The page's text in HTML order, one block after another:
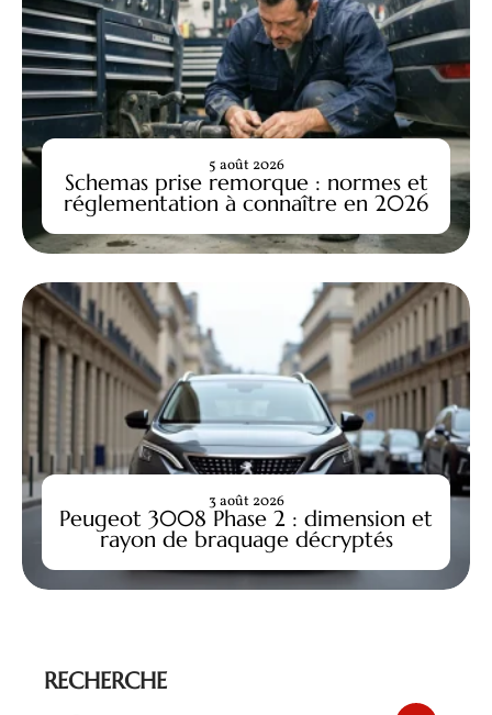
Schemas prise remorque : normes et
réglementation à connaître en 2026
5 août 2026
Peugeot 3008 Phase 2 : dimension et
rayon de braquage décryptés
3 août 2026
RECHERCHE